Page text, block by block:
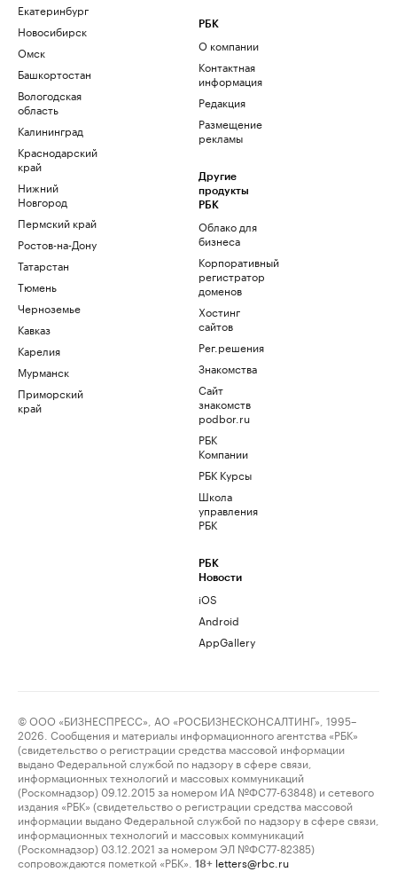
Екатеринбург
Новосибирск
Омск
Башкортостан
Вологодская
область
Калининград
Краснодарский
край
Нижний
Новгород
Пермский край
Ростов-на-Дону
Татарстан
Тюмень
Черноземье
Кавказ
Карелия
Мурманск
Приморский
край
РБК
О компании
Контактная
информация
Редакция
Размещение
рекламы
Другие
продукты
РБК
Облако для
бизнеса
Корпоративный
регистратор
доменов
Хостинг
сайтов
Рег.решения
Знакомства
Сайт
знакомств
podbor.ru
РБК
Компании
РБК Курсы
Школа
управления
РБК
РБК
Новости
iOS
Android
AppGallery
© ООО «БИЗНЕСПРЕСС», АО «РОСБИЗНЕСКОНСАЛТИНГ», 1995–
2026. Сообщения и материалы информационного агентства «РБК»
(свидетельство о регистрации средства массовой информации
выдано Федеральной службой по надзору в сфере связи,
информационных технологий и массовых коммуникаций
(Роскомнадзор) 09.12.2015 за номером ИА №ФС77-63848) и сетевого
издания «РБК» (свидетельство о регистрации средства массовой
информации выдано Федеральной службой по надзору в сфере связи,
информационных технологий и массовых коммуникаций
(Роскомнадзор) 03.12.2021 за номером ЭЛ №ФС77-82385)
сопровождаются пометкой «РБК».
18+ letters@rbc.ru